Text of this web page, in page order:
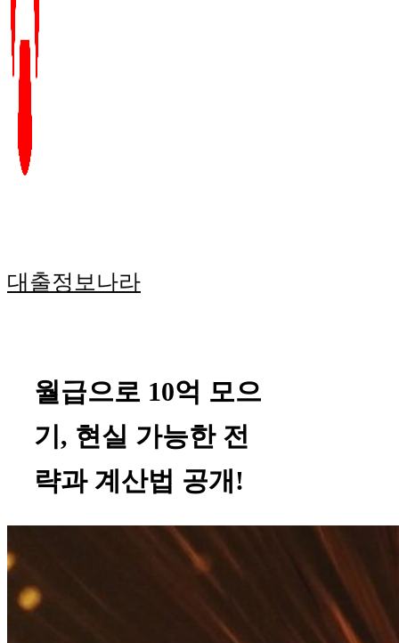
대출정보나라
월급으로 10억 모으
기, 현실 가능한 전
략과 계산법 공개!